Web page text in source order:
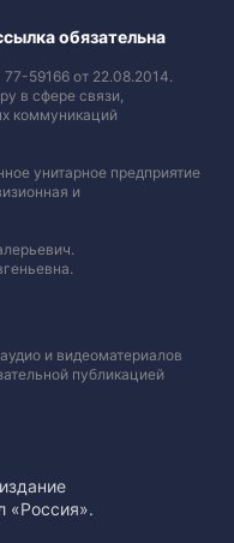
обязательна
59166 от 22.08.2014.
в сфере связи,
коммуникаций
унитарное предприятие
и
и видеоматериалов
публикацией
«Россия».